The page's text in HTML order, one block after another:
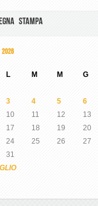
STAMPA
2026
L M M G
3 4 5 6
10 11 12 13
17 18 19 20
24 25 26 27
31